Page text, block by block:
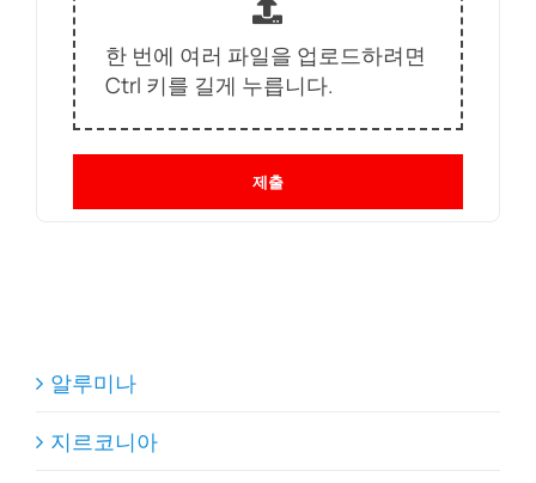
한 번에 여러 파일을 업로드하려면
Ctrl 키를 길게 누릅니다.
제출
알루미나
지르코니아